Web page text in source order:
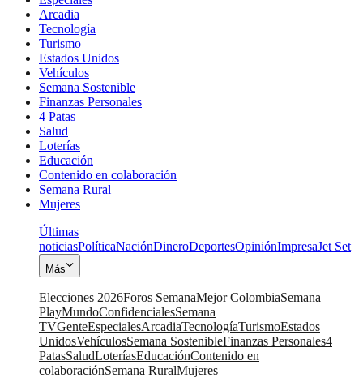
Arcadia
Tecnología
Turismo
Estados Unidos
Vehículos
Semana Sostenible
Finanzas Personales
4 Patas
Salud
Loterías
Educación
Contenido en colaboración
Semana Rural
Mujeres
Últimas
noticiasPolíticaNaciónDineroDeportesOpiniónImpresaJet Set
Más
Elecciones 2026Foros SemanaMejor ColombiaSemana
PlayMundoConfidencialesSemana
TVGenteEspecialesArcadiaTecnologíaTurismoEstados
UnidosVehículosSemana SostenibleFinanzas Personales4
PatasSaludLoteríasEducaciónContenido en
colaboraciónSemana RuralMujeres